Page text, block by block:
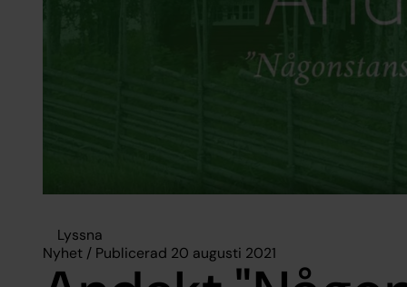
Lyssna
Nyhet / Publicerad 20 augusti 2021